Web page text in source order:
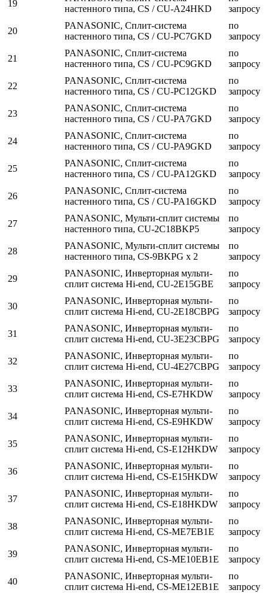
19
настенного типа, CS / CU-A24HKD
запросу
20
PANASONIC, Сплит-система
настенного типа, CS / CU-PC7GKD
по
запросу
21
PANASONIC, Сплит-система
настенного типа, CS / CU-PC9GKD
по
запросу
22
PANASONIC, Сплит-система
настенного типа, CS / CU-PC12GKD
по
запросу
23
PANASONIC, Сплит-система
настенного типа, CS / CU-PA7GKD
по
запросу
24
PANASONIC, Сплит-система
настенного типа, CS / CU-PA9GKD
по
запросу
25
PANASONIC, Сплит-система
настенного типа, CS / CU-PA12GKD
по
запросу
26
PANASONIC, Сплит-система
настенного типа, CS / CU-PA16GKD
по
запросу
27
PANASONIC, Мульти-сплит системы
настенного типа, CU-2C18BKP5
по
запросу
28
PANASONIC, Мульти-сплит системы
настенного типа, CS-9BKPG x 2
по
запросу
29
PANASONIC, Инверторная мульти-
сплит система Hi-end, CU-2E15GBE
по
запросу
30
PANASONIC, Инверторная мульти-
сплит система Hi-end, CU-2E18CBPG
по
запросу
31
PANASONIC, Инверторная мульти-
сплит система Hi-end, CU-3E23CBPG
по
запросу
32
PANASONIC, Инверторная мульти-
сплит система Hi-end, CU-4E27CBPG
по
запросу
33
PANASONIC, Инверторная мульти-
сплит система Hi-end, CS-E7HKDW
по
запросу
34
PANASONIC, Инверторная мульти-
сплит система Hi-end, CS-E9HKDW
по
запросу
35
PANASONIC, Инверторная мульти-
сплит система Hi-end, CS-E12HKDW
по
запросу
36
PANASONIC, Инверторная мульти-
сплит система Hi-end, CS-E15HKDW
по
запросу
37
PANASONIC, Инверторная мульти-
сплит система Hi-end, CS-E18HKDW
по
запросу
38
PANASONIC, Инверторная мульти-
сплит система Hi-end, CS-ME7EB1E
по
запросу
39
PANASONIC, Инверторная мульти-
сплит система Hi-end, CS-ME10EB1E
по
запросу
40
PANASONIC, Инверторная мульти-
сплит система Hi-end, CS-ME12EB1E
по
запросу